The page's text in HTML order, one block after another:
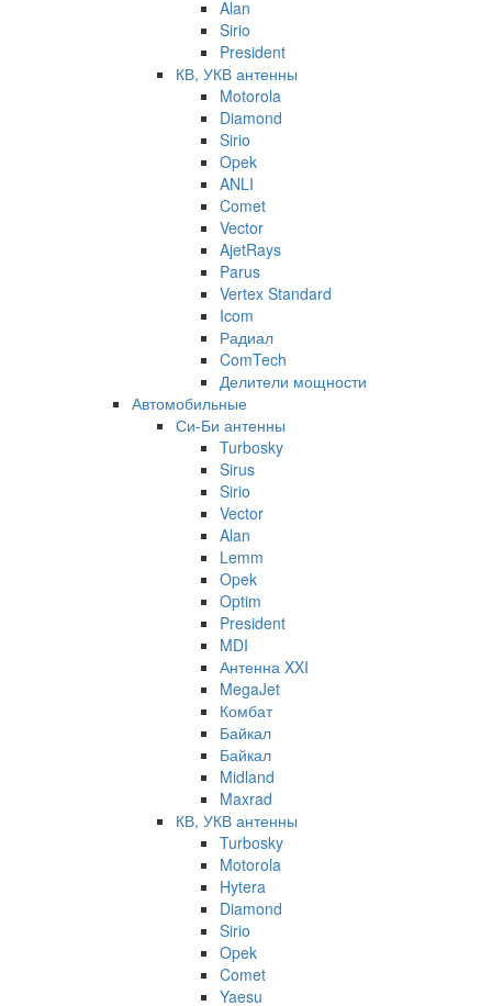
Alan
Sirio
President
КВ, УКВ антенны
Motorola
Diamond
Sirio
Opek
ANLI
Comet
Vector
AjetRays
Parus
Vertex Standard
Icom
Радиал
ComTech
Делители мощности
Автомобильные
Си-Би антенны
Turbosky
Sirus
Sirio
Vector
Alan
Lemm
Opek
Optim
President
MDI
Антенна XXI
MegaJet
Комбат
Байкал
Байкал
Midland
Maxrad
КВ, УКВ антенны
Turbosky
Motorola
Hytera
Diamond
Sirio
Opek
Comet
Yaesu